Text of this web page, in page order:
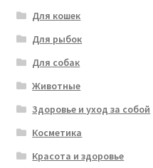
Для кошек
Для рыбок
Для собак
Животные
Здоровье и уход за собой
Косметика
Красота и здоровье